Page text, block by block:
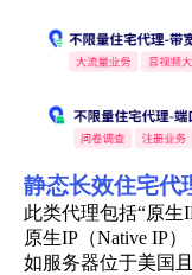
静态长效住宅代
此类代理包括“原生
原生IP（Native IP
如服务器位于美国